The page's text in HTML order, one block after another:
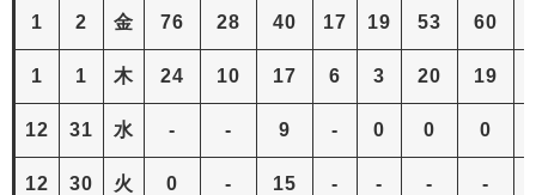
1 2 金 76 28 40 17 19 53 60
1 1 木 24 10 17 6 3 20 19
12 31 水 - - 9 - 0 0 0
12 30 火 0 - 15 - - - -